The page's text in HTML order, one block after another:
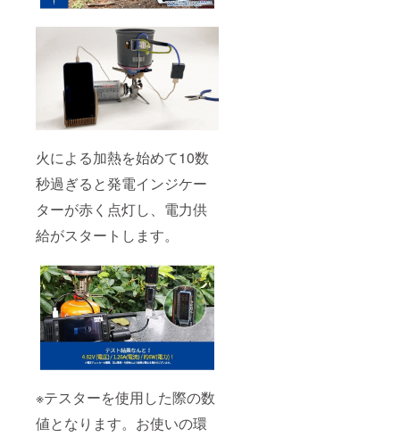
火による加熱を始めて10数
秒過ぎると発電インジケー
ターが赤く点灯し、電力供
給がスタートします。
※テスターを使用した際の数
値となります。お使いの環